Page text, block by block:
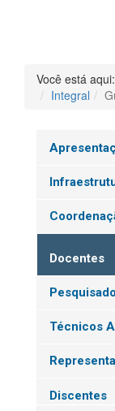
Você está aqui:
Integral
Docentes
Técnicos
Discentes